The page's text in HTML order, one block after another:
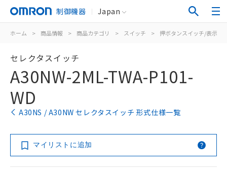
制御機器 Japan
ホーム > 商品情報 > 商品カテゴリ > スイッチ > 押ボタンスイッチ/表示灯
セレクタスイッチ
A30NW-2ML-TWA-P101-
WD
A30NS / A30NW セレクタスイッチ 形式仕様一覧
マイリストに追加